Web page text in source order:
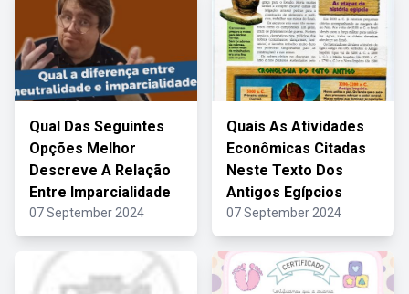
Qual Das Seguintes
Opções Melhor
Descreve A Relação
Entre Imparcialidade
07 September 2024
Quais As Atividades
Econômicas Citadas
Neste Texto Dos
Antigos Egípcios
07 September 2024